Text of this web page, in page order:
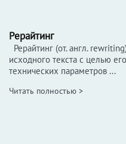
Рерайтинг
Рерайтинг (от. англ.
исходного текста с целью
технических параметров ...
Читать полностью >